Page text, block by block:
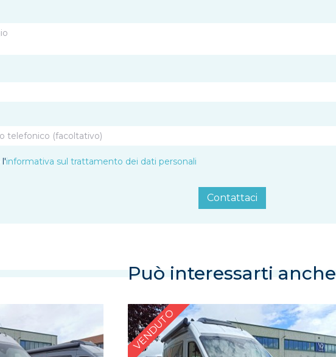
informativa sul trattamento dei dati personali
Contattaci
Può interessarti anche
VENDUTO